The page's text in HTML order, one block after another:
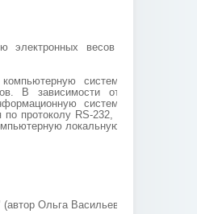
электронных весов в современном
систему с собственно
В зависимости от модели весов
систему супермаркета.
протоколу RS-232, весы DIGI SM80,
локальную сеть."....
Ольга Васильева)